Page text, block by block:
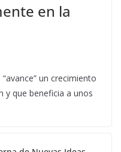
en la
un crecimiento
y que beneficia a unos